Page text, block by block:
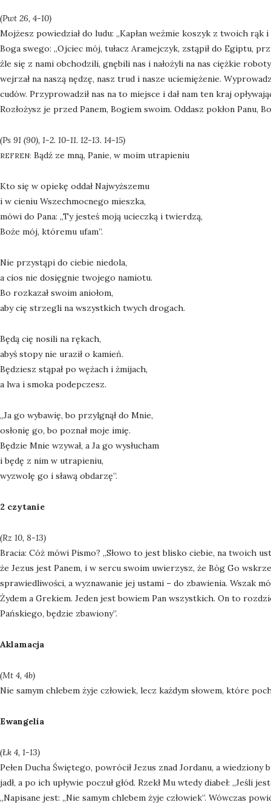
(Pwt 26, 4-10)
Mojżesz powiedział do ludu: „Kapłan weźmie koszyk z twoich rąk
Boga swego: „Ojciec mój, tułacz Aramejczyk, zstąpił do Egiptu,
źle się z nami obchodzili, gnębili nas i nałożyli na nas ciężkie
wejrzał na naszą nędzę, nasz trud i nasze uciemiężenie.
cudów. Przyprowadził nas na to miejsce i dał nam ten kraj
Rozłożysz je przed Panem, Bogiem swoim. Oddasz pokłon Panu,
(Ps 91 (90), 1-2. 10-11. 12-13. 14-15)
REFREN: Bądź ze mną, Panie, w moim utrapieniu
Kto się w opiekę oddał Najwyższemu
i w cieniu Wszechmocnego mieszka,
mówi do Pana: „Ty jesteś moją ucieczką i twierdzą,
Boże mój, któremu ufam”.
Nie przystąpi do ciebie niedola,
a cios nie dosięgnie twojego namiotu.
Bo rozkazał swoim aniołom,
aby cię strzegli na wszystkich twych drogach.
Będą cię nosili na rękach,
abyś stopy nie uraził o kamień.
Będziesz stąpał po wężach i żmijach,
a lwa i smoka podepczesz.
„Ja go wybawię, bo przylgnął do Mnie,
osłonię go, bo poznał moje imię.
Będzie Mnie wzywał, a Ja go wysłucham
i będę z nim w utrapieniu,
wyzwolę go i sławą obdarzę”.
2 czytanie
(Rz 10, 8-13)
Bracia: Cóż mówi Pismo? „Słowo to jest blisko ciebie, na twoich
że Jezus jest Panem, i w sercu swoim uwierzysz, że Bóg Go
sprawiedliwości, a wyznawanie jej ustami – do zbawienia. Wszak
Żydem a Grekiem. Jeden jest bowiem Pan wszystkich. On to
Pańskiego, będzie zbawiony”.
Aklamacja
(Mt 4, 4b)
Nie samym chlebem żyje człowiek, lecz każdym słowem, które
Ewangelia
(Łk 4, 1-13)
Pełen Ducha Świętego, powrócił Jezus znad Jordanu, a
jadł, a po ich upływie poczuł głód. Rzekł Mu wtedy diabeł: „Jeśli
„Napisane jest: „Nie samym chlebem żyje człowiek”. Wówczas